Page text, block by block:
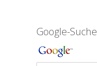
Google-Suche